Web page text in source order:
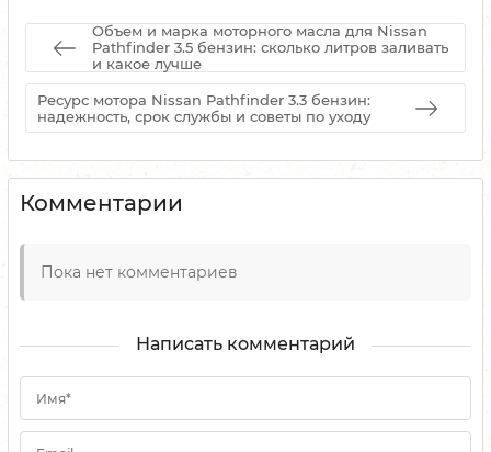
Объем и марка моторного масла для Nissan
Pathfinder 3.5 бензин: сколько литров заливать
и какое лучше
Ресурс мотора Nissan Pathfinder 3.3 бензин:
надежность, срок службы и советы по уходу
Комментарии
Пока нет комментариев
Написать комментарий
Имя*